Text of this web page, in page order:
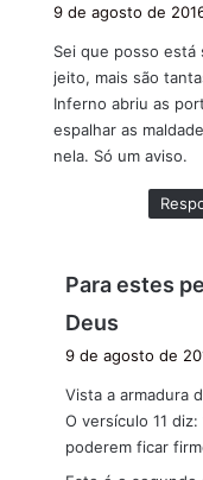
s
e
:
9 de agosto de
Sei que posso
jeito, mais são
Inferno abriu as
espalhar as
nela. Só um aviso.
Para estes
Deus
s
e
:
9 de agosto de
Vista a armadura
O versículo 11
poderem ficar